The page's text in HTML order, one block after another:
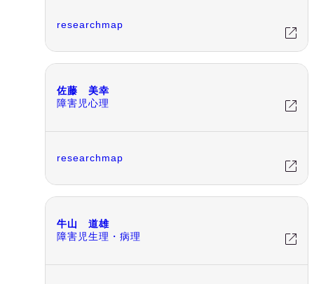
researchmap
佐藤 美幸
障害児心理
researchmap
牛山 道雄
障害児生理・病理